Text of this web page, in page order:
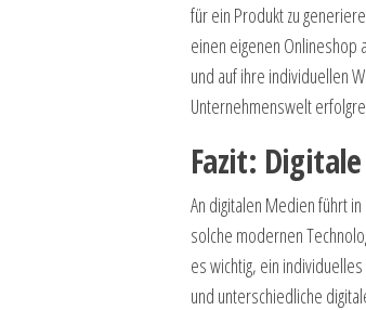
für ein Produkt zu
einen eigenen Onlineshop
und auf ihre individuellen
Unternehmenswelt
Fazit:
An digitalen Medien führt
solche modernen
es wichtig, ein
und unterschiedliche